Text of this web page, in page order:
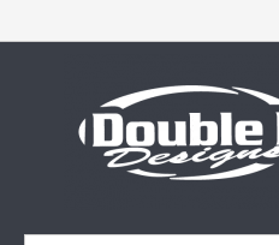
Results found